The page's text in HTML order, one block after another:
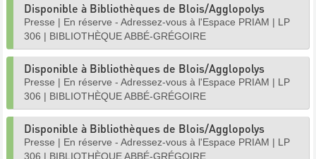
Disponible à Bibliothèques de Blois/Agglopolys
Presse | En réserve - Adressez-vous à l'Espace PRIAM | LP
306 | BIBLIOTHÈQUE ABBÉ-GRÉGOIRE
Disponible à Bibliothèques de Blois/Agglopolys
Presse | En réserve - Adressez-vous à l'Espace PRIAM | LP
306 | BIBLIOTHÈQUE ABBÉ-GRÉGOIRE
Disponible à Bibliothèques de Blois/Agglopolys
Presse | En réserve - Adressez-vous à l'Espace PRIAM | LP
306 | BIBLIOTHÈQUE ABBÉ-GRÉGOIRE